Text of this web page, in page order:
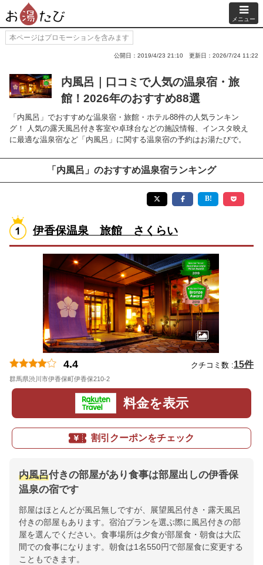
メニュー
本ページはプロモーションを含みます
公開日：2019/4/23 21:10 更新日：2026/7/24 11:22
内風呂｜口コミで人気の温泉宿・旅
館！2026年のおすすめ88選
「内風呂」でおすすめな温泉宿・旅館・ホテル88件の人気ランキン
グ！ 人気の露天風呂付き客室や卓球台などの施設情報、インスタ映え
に最適な温泉宿など「内風呂」に関する温泉宿の予約はお湯たびで。
「内風呂」のおすすめ温泉宿ランキング
伊香保温泉 旅館 さくらい
4.4 クチコミ数 :15件
群馬県渋川市伊香保町伊香保210-2
料金を表示
割引クーポンをチェック
内風呂付きの部屋があり食事は部屋出しの伊香保
温泉の宿です
部屋はほとんどが風呂無しですが、展望風呂付き・露天風呂
付きの部屋もあります。宿泊プランを選ぶ際に風呂付きの部
屋を選んでください。食事場所は夕食が部屋食・朝食は大広
間での食事になります。朝食は1名550円で部屋食に変更する
こともできます。